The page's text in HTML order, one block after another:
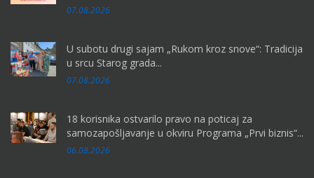
07.08.2026
U subotu drugi sajam „Rukom kroz snove“: Tradicija
u srcu Starog grada...
07.08.2026
18 korisnika ostvarilo pravo na poticaj za
samozapošljavanje u okviru Programa „Prvi biznis“...
06.08.2026